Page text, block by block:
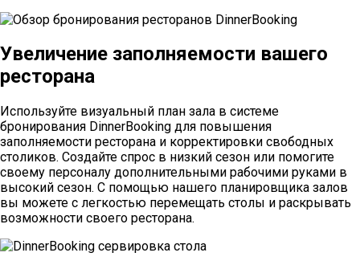
Увеличение заполняемости вашего
ресторана
Используйте визуальный план зала в системе
бронирования DinnerBooking для повышения
заполняемости ресторана и корректировки свободных
столиков. Создайте спрос в низкий сезон или помогите
своему персоналу дополнительными рабочими руками в
высокий сезон. С помощью нашего планировщика залов
вы можете с легкостью перемещать столы и раскрывать
возможности своего ресторана.